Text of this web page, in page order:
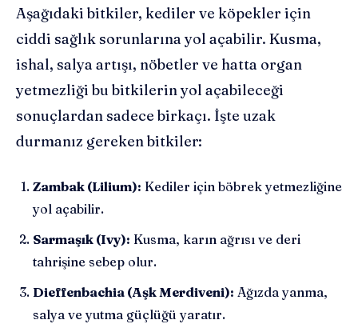
Aşağıdaki bitkiler, kediler ve köpekler için
ciddi sağlık sorunlarına yol açabilir. Kusma,
ishal, salya artışı, nöbetler ve hatta organ
yetmezliği bu bitkilerin yol açabileceği
sonuçlardan sadece birkaçı. İşte uzak
durmanız gereken bitkiler:
Zambak (Lilium): Kediler için böbrek yetmezliğine
yol açabilir.
Sarmaşık (Ivy): Kusma, karın ağrısı ve deri
tahrişine sebep olur.
Dieffenbachia (Aşk Merdiveni): Ağızda yanma,
salya ve yutma güçlüğü yaratır.